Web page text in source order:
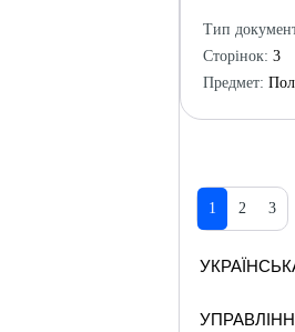
Тип
Сторінок: 3
Предмет:
1 2 3